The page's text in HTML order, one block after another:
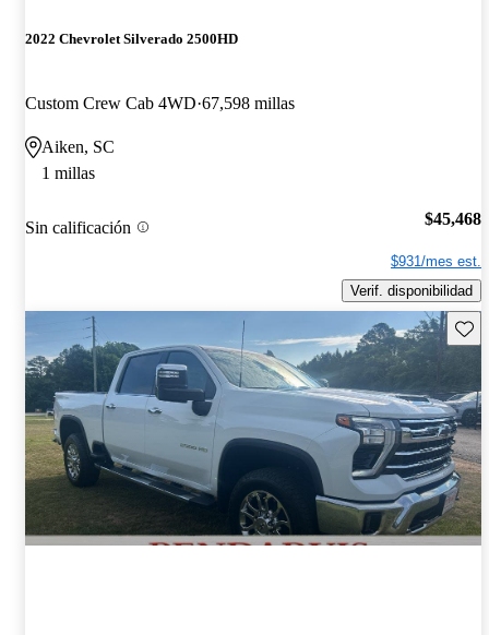
2022 Chevrolet Silverado 2500HD
Custom Crew Cab 4WD 67,598 millas
Aiken, SC
1 millas
Sin calificación $45,468
$931/mes est.
Verif. disponibilidad